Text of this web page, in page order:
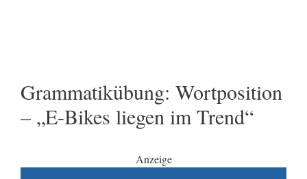
Grammatikübung: Wortposition
– „E-Bikes liegen im Trend“
Anzeige